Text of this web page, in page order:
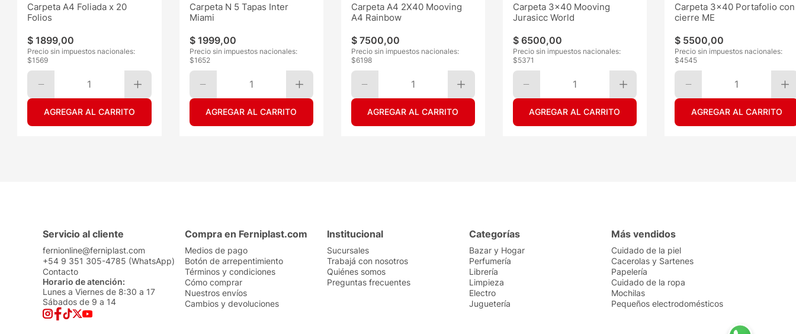
Carpeta A4 Foliada x 20
Folios
$ 1899,00
Precio sin impuestos nacionales:
$1569
1
AGREGAR AL CARRITO
Carpeta N 5 Tapas Inter
Miami
$ 1999,00
Precio sin impuestos nacionales:
$1652
1
AGREGAR AL CARRITO
Carpeta A4 2X40 Mooving
A4 Rainbow
$ 7500,00
Precio sin impuestos nacionales:
$6198
1
AGREGAR AL CARRITO
Carpeta 3x40 Mooving
Jurasicc World
$ 6500,00
Precio sin impuestos nacionales:
$5371
1
AGREGAR AL CARRITO
Carpeta 3x40 Portafolio con
cierre ME
$ 5500,00
Precio sin impuestos nacionales:
$4545
1
AGREGAR AL CARRITO
Servicio al cliente
fernionline@ferniplast.com
+54 9 351 305-4785 (WhatsApp)
Contacto
Horario de atención:
Lunes a Viernes de 8:30 a 17
Sábados de 9 a 14
Compra en Ferniplast.com
Medios de pago
Botón de arrepentimiento
Términos y condiciones
Cómo comprar
Nuestros envíos
Cambios y devoluciones
Institucional
Sucursales
Trabajá con nosotros
Quiénes somos
Preguntas frecuentes
Categorías
Bazar y Hogar
Perfumería
Librería
Limpieza
Electro
Juguetería
Más vendidos
Cuidado de la piel
Cacerolas y Sartenes
Papelería
Cuidado de la ropa
Mochilas
Pequeños electrodomésticos